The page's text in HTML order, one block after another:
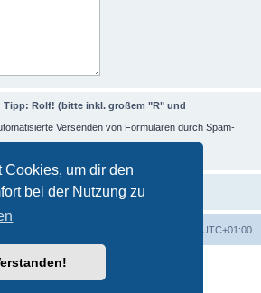
Cookies, um dir den
bei der Nutzung zu
Tipp: Rolf! (bitte inkl. großem "R" und
Versenden von Formularen durch Spam-
UTC+01:00
® Forum Software © phpBB Limited
phpBB.de